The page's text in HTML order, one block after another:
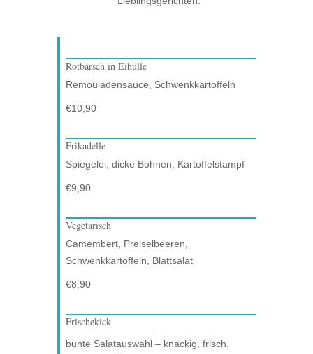
Rotbarsch in Eihülle
Remouladensauce, Schwenkkartoffeln
€10,90
Frikadelle
Spiegelei, dicke Bohnen, Kartoffelstampf
€9,90
Vegetarisch
Camembert, Preiselbeeren,
Schwenkkartoffeln, Blattsalat
€8,90
Frischekick
bunte Salatauswahl – knackig, frisch,